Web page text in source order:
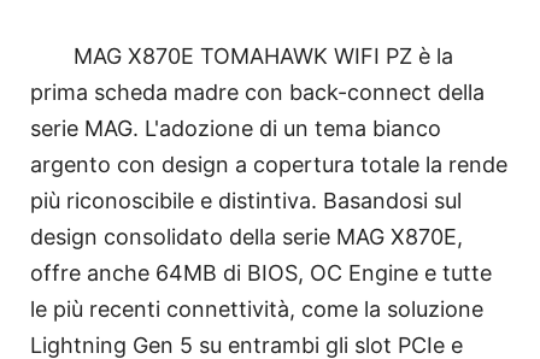
MAG X870E TOMAHAWK WIFI PZ è la
prima scheda madre con back-connect della
serie MAG. L'adozione di un tema bianco
argento con design a copertura totale la rende
più riconoscibile e distintiva. Basandosi sul
design consolidato della serie MAG X870E,
offre anche 64MB di BIOS, OC Engine e tutte
le più recenti connettività, come la soluzione
Lightning Gen 5 su entrambi gli slot PCIe e